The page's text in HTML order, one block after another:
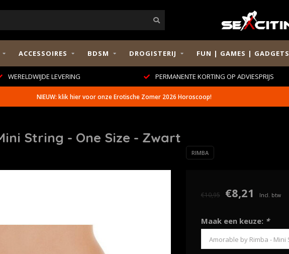
ACCESSOIRES BDSM DROGISTERIJ FUN | GAMES | GADGETS
WERELDWIJDE LEVERING PERMANENTE KORTING OP ADVIESPRIJS
NIEUW: klik hier voor onze Erotische Zomer 2026 Horoscoop!
String - One Size - Zwart
RIMBA
€10,95 €8,21 Incl. btw
Maak een keuze: *